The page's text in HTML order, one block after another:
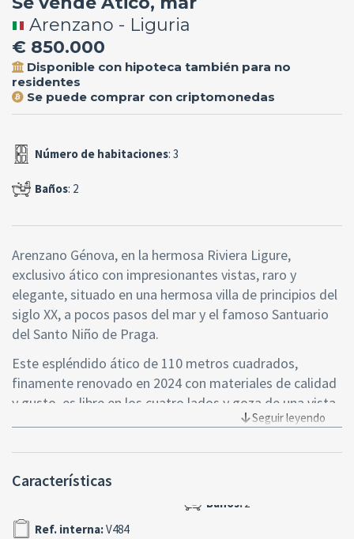
Arenzano - Liguria
€ 850.000
Disponible con hipoteca también para no
residentes
Se puede comprar con criptomonedas
Número de habitaciones: 3
Baños: 2
Arenzano Génova, en la hermosa Riviera Ligure,
exclusivo ático con impresionantes vistas, raro y
elegante, situado en una hermosa villa de principios del
siglo XX, a pocos pasos del mar y el famoso Santuario
del Santo Niño de Praga.
Este espléndido ático de 110 metros cuadrados,
finamente renovado en 2024 con materiales de calidad
y gusto, es libre en los cuatro lados y goza de una vista
dominante e impresionante sobre el pueblo y el mar. La
mientras admiran un panorama único, y desde aquí se
accede a la terraza veranda de 17 metros cuadrados, un
rincón del paraíso ideal para disfrutar de desayunos
Seguir leyendo
Características
Ref. interna:V484